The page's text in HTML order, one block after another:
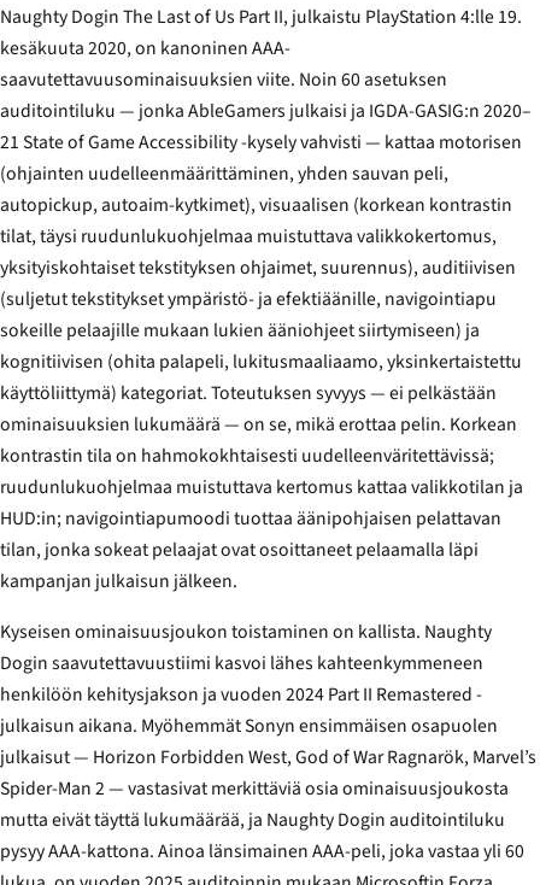
Naughty DoginThe Last of Us Part II, julkaistu PlayStation 4:lle 19.
kesäkuuta 2020, on kanoninen AAA-
saavutettavuusominaisuuksien viite. Noin 60 asetuksen
auditointiluku — jonka AbleGamers julkaisi ja IGDA-GASIG:n 2020–
21 State of Game Accessibility -kysely vahvisti — kattaa motorisen
(ohjainten uudelleenmäärittäminen, yhden sauvan peli,
autopickup, autoaim-kytkimet), visuaalisen (korkean kontrastin
tilat, täysi ruudunlukuohjelmaa muistuttava valikkokertomus,
yksityiskohtaiset tekstityksen ohjaimet, suurennus), auditiivisen
(suljetut tekstitykset ympäristö- ja efektiäänille, navigointiapu
sokeille pelaajille mukaan lukien ääniohjeet siirtymiseen) ja
kognitiivisen (ohita palapeli, lukitusmaaliaamo, yksinkertaistettu
käyttöliittymä) kategoriat. Toteutuksen syvyys — ei pelkästään
ominaisuuksien lukumäärä — on se, mikä erottaa pelin. Korkean
kontrastin tila on hahmokokhtaisesti uudelleenväritettävissä;
ruudunlukuohjelmaa muistuttava kertomus kattaa valikkotilan ja
HUD:in; navigointiapumoodi tuottaa äänipohjaisen pelattavan
tilan, jonka sokeat pelaajat ovat osoittaneet pelaamalla läpi
kampanjan julkaisun jälkeen.
Kyseisen ominaisuusjoukon toistaminen on kallista. Naughty
Dogin saavutettavuustiimi kasvoi lähes kahteenkymmeneen
henkilöön kehitysjakson ja vuoden 2024Part II Remastered-
julkaisun aikana. Myöhemmät Sonyn ensimmäisen osapuolen
julkaisut — Horizon Forbidden West,God of War Ragnarök, Marvel’s
Spider-Man 2— vastasivat merkittäviä osia ominaisuusjoukosta
mutta eivät täyttä lukumäärää, ja Naughty Dogin auditointiluku
pysyy AAA-kattona. Ainoa länsimainen AAA-peli, joka vastaa yli 60